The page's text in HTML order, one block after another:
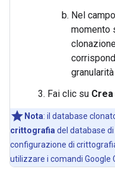
Nel campo
momento
Fai clic su
Nota: il database
crittografia del database
configurazione di
utilizzare i comandi Google